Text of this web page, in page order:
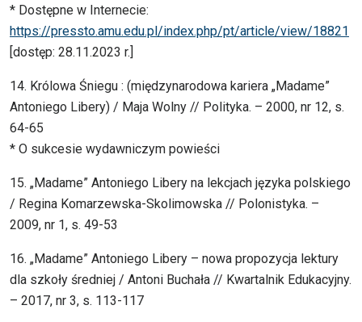
* Dostępne w Internecie:
https://pressto.amu.edu.pl/index.php/pt/article/view/18821
[dostęp: 28.11.2023 r.]
14. Królowa Śniegu : (międzynarodowa kariera „Madame”
Antoniego Libery) / Maja Wolny // Polityka. – 2000, nr 12, s.
64-65
* O sukcesie wydawniczym powieści
15. „Madame” Antoniego Libery na lekcjach języka polskiego
/ Regina Komarzewska-Skolimowska // Polonistyka. –
2009, nr 1, s. 49-53
16. „Madame” Antoniego Libery – nowa propozycja lektury
dla szkoły średniej / Antoni Buchała // Kwartalnik Edukacyjny.
– 2017, nr 3, s. 113-117